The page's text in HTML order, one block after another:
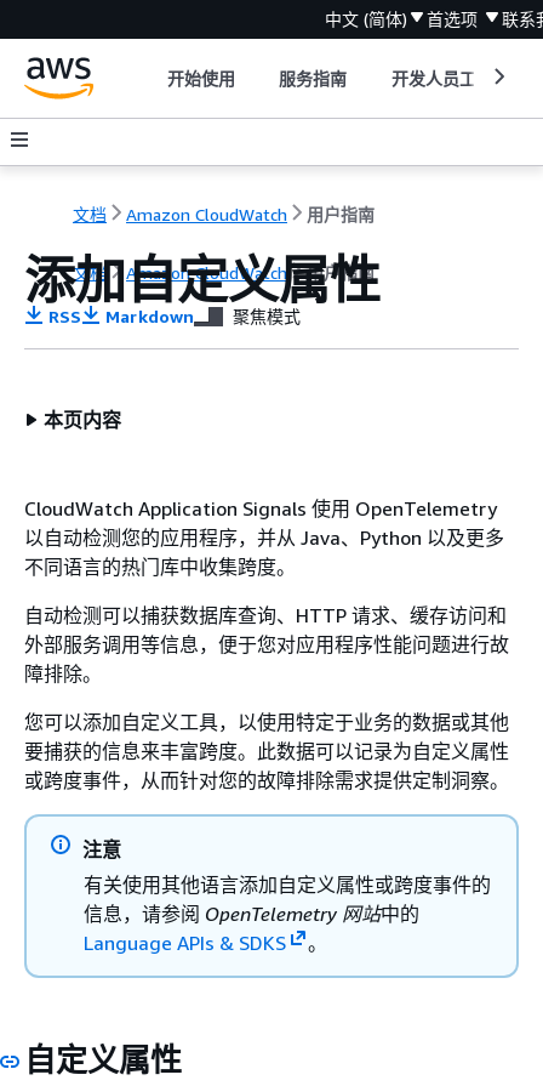
中文 (简体) 首选项 联系
开始使用 服务指南 开发人员工具
文档 Amazon CloudWatch 用户指南
文档 Amazon CloudWatch 用户指南
添加自定义属性
RSS Markdown 聚焦模式
本页内容
CloudWatch Application Signals 使用 OpenTelemetry
以自动检测您的应用程序，并从 Java、Python 以及更多
不同语言的热门库中收集跨度。
自动检测可以捕获数据库查询、HTTP 请求、缓存访问和
外部服务调用等信息，便于您对应用程序性能问题进行故
障排除。
您可以添加自定义工具，以使用特定于业务的数据或其他
要捕获的信息来丰富跨度。此数据可以记录为自定义属性
或跨度事件，从而针对您的故障排除需求提供定制洞察。
注意
有关使用其他语言添加自定义属性或跨度事件的
信息，请参阅 OpenTelemetry 网站中的
Language APIs & SDKS
。
自定义属性